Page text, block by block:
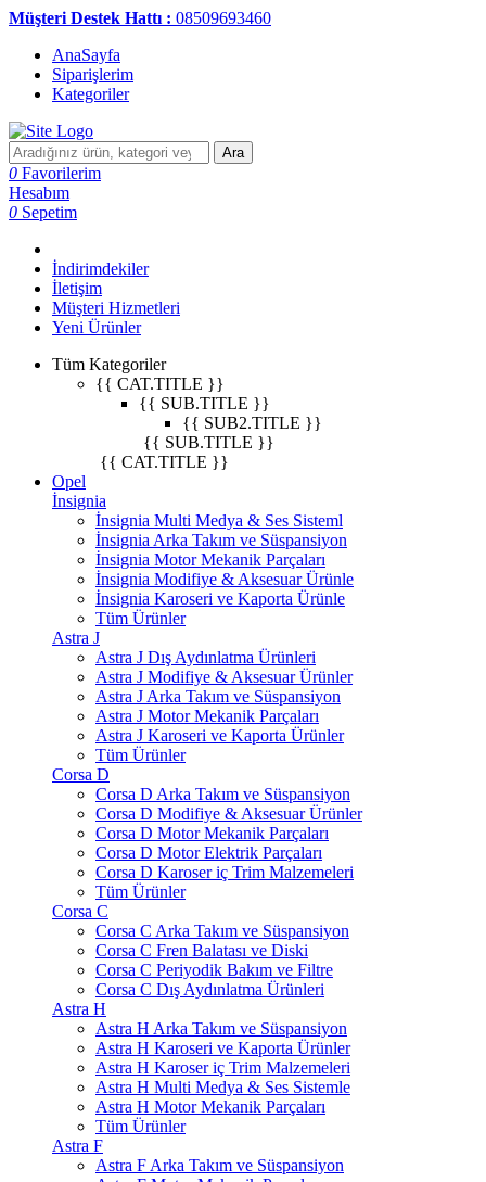
Müşteri Destek Hattı : 08509693460
AnaSayfa
Siparişlerim
Kategoriler
Ara
0 Favorilerim
Hesabım
0 Sepetim
İndirimdekiler
İletişim
Müşteri Hizmetleri
Yeni Ürünler
Tüm Kategoriler
{{ CAT.TITLE }}
{{ SUB.TITLE }}
{{ SUB2.TITLE }}
{{ SUB.TITLE }}
{{ CAT.TITLE }}
Opel
İnsignia
İnsignia Multi Medya & Ses Sisteml
İnsignia Arka Takım ve Süspansiyon
İnsignia Motor Mekanik Parçaları
İnsignia Modifiye & Aksesuar Ürünle
İnsignia Karoseri ve Kaporta Ürünle
Tüm Ürünler
Astra J
Astra J Dış Aydınlatma Ürünleri
Astra J Modifiye & Aksesuar Ürünler
Astra J Arka Takım ve Süspansiyon
Astra J Motor Mekanik Parçaları
Astra J Karoseri ve Kaporta Ürünler
Tüm Ürünler
Corsa D
Corsa D Arka Takım ve Süspansiyon
Corsa D Modifiye & Aksesuar Ürünler
Corsa D Motor Mekanik Parçaları
Corsa D Motor Elektrik Parçaları
Corsa D Karoser iç Trim Malzemeleri
Tüm Ürünler
Corsa C
Corsa C Arka Takım ve Süspansiyon
Corsa C Fren Balatası ve Diski
Corsa C Periyodik Bakım ve Filtre
Corsa C Dış Aydınlatma Ürünleri
Astra H
Astra H Arka Takım ve Süspansiyon
Astra H Karoseri ve Kaporta Ürünler
Astra H Karoser iç Trim Malzemeleri
Astra H Multi Medya & Ses Sistemle
Astra H Motor Mekanik Parçaları
Tüm Ürünler
Astra F
Astra F Arka Takım ve Süspansiyon